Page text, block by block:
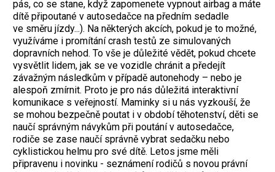
pás, co se stane, když zapomenete vypnout airbag a máte
dítě připoutané v autosedačce na předním sedadle
ve směru jízdy...). Na některých akcích, pokud je to možné,
využíváme i promítání crash testů ze simulovaných
dopravních nehod. To vše je důležité vědět, pokud chcete
vysvětlit lidem, jak se ve vozidle chránit a předejít
závažným následkům v případě autonehody – nebo je
alespoň zmírnit. Proto je pro nás důležitá interaktivní
komunikace s veřejností. Maminky si u nás vyzkouší, že
se mohou bezpečně poutat i v období těhotenství, děti se
naučí správným návykům při poutání v autosedačce,
rodiče se zase naučí správně vybrat sedačku nebo
cyklistickou helmu pro své dítě. Letos jsme měli
připravenu i novinku - seznámení rodičů s novou právní